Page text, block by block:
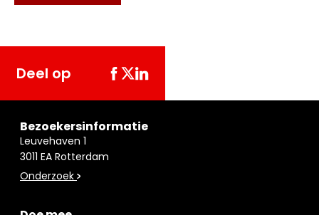
Deel op
Bezoekersinformatie
Leuvehaven 1
3011 EA Rotterdam
Onderzoek